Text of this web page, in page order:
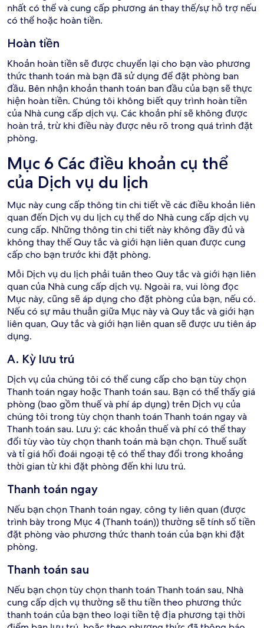
nhất có thể và cung cấp phương án thay thế/sự hỗ trợ nếu
có thể hoặc hoàn tiền.
Hoàn tiền
Khoản hoàn tiền sẽ được chuyển lại cho bạn vào phương
thức thanh toán mà bạn đã sử dụng để đặt phòng ban
đầu. Bên nhận khoản thanh toán ban đầu của bạn sẽ thực
hiện hoàn tiền. Chúng tôi không biết quy trình hoàn tiền
của Nhà cung cấp dịch vụ. Các khoản phí sẽ không được
hoàn trả, trừ khi điều này được nêu rõ trong quá trình đặt
phòng.
Mục 6 Các điều khoản cụ thể
của Dịch vụ du lịch
Mục này cung cấp thông tin chi tiết về các điều khoản liên
quan đến Dịch vụ du lịch cụ thể do Nhà cung cấp dịch vụ
cung cấp. Những thông tin chi tiết này không đầy đủ và
không thay thế Quy tắc và giới hạn liên quan được cung
cấp cho bạn trước khi đặt phòng.
Mỗi Dịch vụ du lịch phải tuân theo Quy tắc và giới hạn liên
quan của Nhà cung cấp dịch vụ. Ngoài ra, vui lòng đọc
Mục này, cũng sẽ áp dụng cho đặt phòng của bạn, nếu có.
Nếu có sự mâu thuẫn giữa Mục này và Quy tắc và giới hạn
liên quan, Quy tắc và giới hạn liên quan sẽ được ưu tiên áp
dụng.
A. Kỳ lưu trú
Dịch vụ của chúng tôi có thể cung cấp cho bạn tùy chọn
Thanh toán ngay hoặc Thanh toán sau. Bạn có thể thấy giá
phòng (bao gồm thuế và phí áp dụng) trên Dịch vụ của
chúng tôi trong tùy chọn thanh toán Thanh toán ngay và
Thanh toán sau. Lưu ý: các khoản thuế và phí có thể thay
đổi tùy vào tùy chọn thanh toán mà bạn chọn. Thuế suất
và tỉ giá hối đoái ngoại tệ có thể thay đổi trong khoảng
thời gian từ khi đặt phòng đến khi lưu trú.
Thanh toán ngay
Nếu bạn chọn Thanh toán ngay, công ty liên quan (được
trình bày trong Mục 4 (Thanh toán)) thường sẽ tính số tiền
đặt phòng vào phương thức thanh toán của bạn khi đặt
phòng.
Thanh toán sau
Nếu bạn chọn tùy chọn thanh toán Thanh toán sau, Nhà
cung cấp dịch vụ thường sẽ thu tiền theo phương thức
thanh toán của bạn theo loại tiền tệ địa phương tại thời